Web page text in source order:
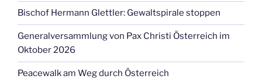
Bischof Hermann Glettler: Gewaltspirale stoppen
Generalversammlung von Pax Christi Österreich im
Oktober 2026
Peacewalk am Weg durch Österreich